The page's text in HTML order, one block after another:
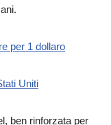
per 1 dollaro
Uniti
ben rinforzata per